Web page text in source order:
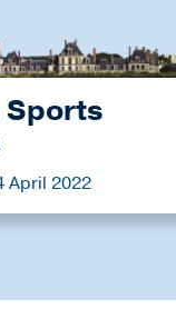
Sports
April 2022